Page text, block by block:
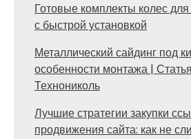
Готовые комплекты колес
с быстрой установкой
Металлический сайдинг под
особенности монтажа |
Технониколь
Лучшие стратегии закупки
продвижения сайта: как не